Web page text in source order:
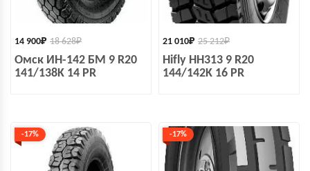
18 628₽
14 900₽
Омск ИН-142 БМ 9 R20
141/138K 14 PR
25 212₽
21 010₽
Hifly HH313 9 R20
144/142K 16 PR
-17% -17%